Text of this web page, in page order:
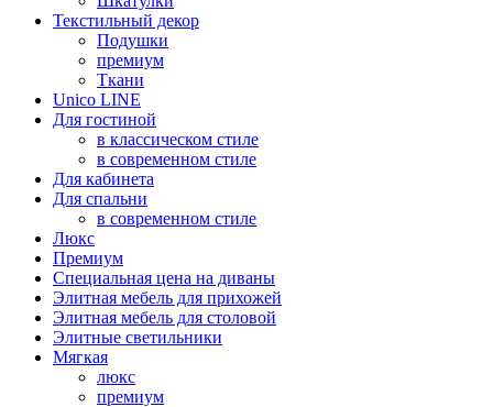
Текстильный декор
Подушки
премиум
Ткани
Unico LINE
Для гостиной
в классическом стиле
в современном стиле
Для кабинета
Для спальни
в современном стиле
Люкс
Премиум
Специальная цена на диваны
Элитная мебель для прихожей
Элитная мебель для столовой
Элитные светильники
Мягкая
люкс
премиум